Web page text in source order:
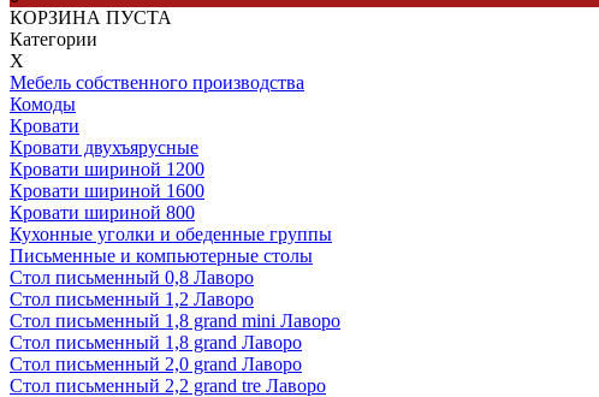
КОРЗИНА ПУСТА
Категории
Х
Мебель собственного производства
Комоды
Кровати
Кровати двухъярусные
Кровати шириной 1200
Кровати шириной 1600
Кровати шириной 800
Кухонные уголки и обеденные группы
Письменные и компьютерные столы
Стол письменный 0,8 Лаворо
Стол письменный 1,2 Лаворо
Стол письменный 1,8 grand mini Лаворо
Стол письменный 1,8 grand Лаворо
Стол письменный 2,0 grand Лаворо
Стол письменный 2,2 grand tre Лаворо